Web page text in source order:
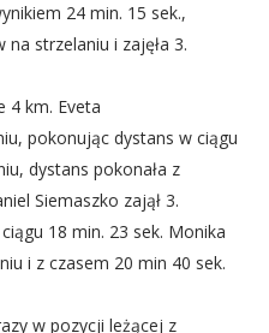
24 min. 15 sek.,
na strzelaniu i zajęła 3.
4 km. Eveta
pokonując dystans w ciągu
dystans pokonała z
Siemaszko zajął 3.
18 min. 23 sek. Monika
i z czasem 20 min 40 sek.
w pozycji leżącej z